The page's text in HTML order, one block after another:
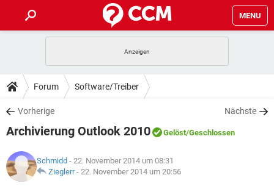
MENU
ANDROID IOS
WINDOWS 10
WHATSAPP TIKTOK
FACEBOOK
TIPPS & TRICKS
SPIELE
WHATSAPP TIKTOK
FACEBOOK
DOWNLOADS
SPIELE STREAMING
ANDROID
WINDOWS 10 INSTAGRAM
SPIELE STREAMING
ANDROID
LEXIKON
Forum Software/Treiber
Vorherige Nächste
Archivierung Outlook 2010 Gelöst/Geschlossen
Schmidd - 22. November 2014 um 08:31
Zieglerr- 22. November 2014 um 20:56